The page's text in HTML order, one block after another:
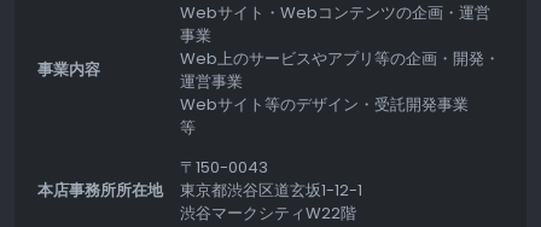
事業内容
Webサイト・Webコンテンツの企画・運営
事業
Web上のサービスやアプリ等の企画・開発・
運営事業
Webサイト等のデザイン・受託開発事業
等
本店事務所所在地
〒150-0043
東京都渋谷区道玄坂1-12-1
渋谷マークシティW22階